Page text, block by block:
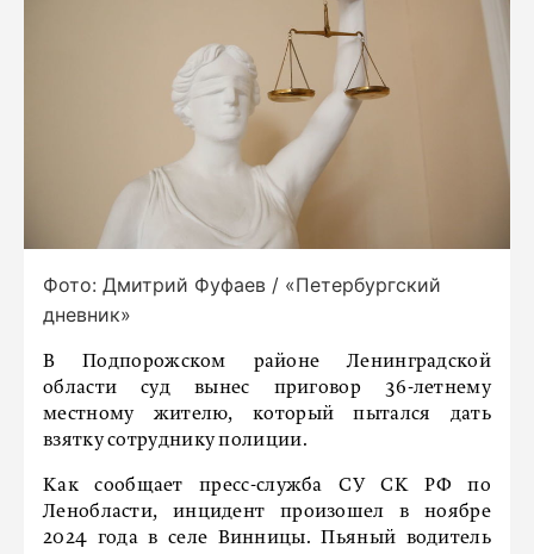
Фото: Дмитрий Фуфаев / «Петербургский
дневник»
В Подпорожском районе Ленинградской
области суд вынес приговор 36-летнему
местному жителю, который пытался дать
взятку сотруднику полиции.
Как сообщает пресс-служба СУ СК РФ по
Ленобласти, инцидент произошел в ноябре
2024 года в селе Винницы. Пьяный водитель